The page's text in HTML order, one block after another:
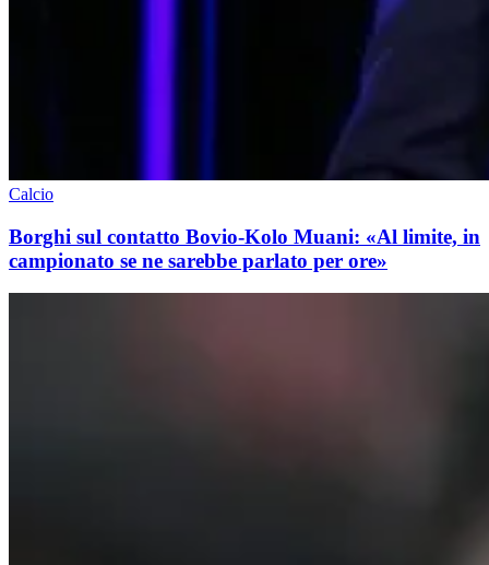
Calcio
Borghi sul contatto Bovio-Kolo Muani: «Al limite, in
campionato se ne sarebbe parlato per ore»